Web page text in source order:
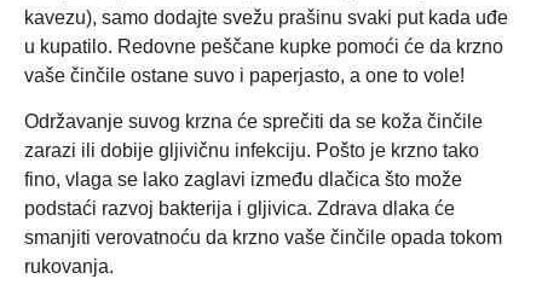
kavezu), samo dodajte svežu prašinu svaki put kada uđe
u kupatilo. Redovne peščane kupke pomoći će da krzno
vaše činčile ostane suvo i paperjasto, a one to vole!
Održavanje suvog krzna će sprečiti da se koža činčile
zarazi ili dobije gljivičnu infekciju. Pošto je krzno tako
fino, vlaga se lako zaglavi između dlačica što može
podstaći razvoj bakterija i gljivica. Zdrava dlaka će
smanjiti verovatnoću da krzno vaše činčile opada tokom
rukovanja.